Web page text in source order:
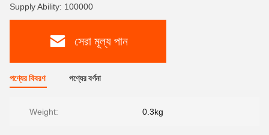
Supply Ability: 100000
সেরা মূল্য পান
পণ্যের বিবরণ পণ্যের বর্ণনা
Weight: 0.3kg